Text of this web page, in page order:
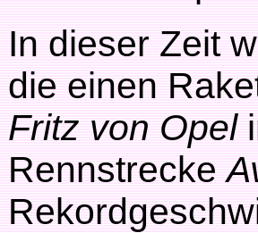
In dieser Zeit
die einen
Fritz von Opel
Rennstrecke